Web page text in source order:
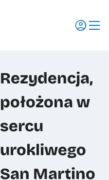
Regiony
Szkolenia
Dlaczego my
Dokumenty do pobrania
Rezydencja,
położona w
sercu
urokliwego
San Martino